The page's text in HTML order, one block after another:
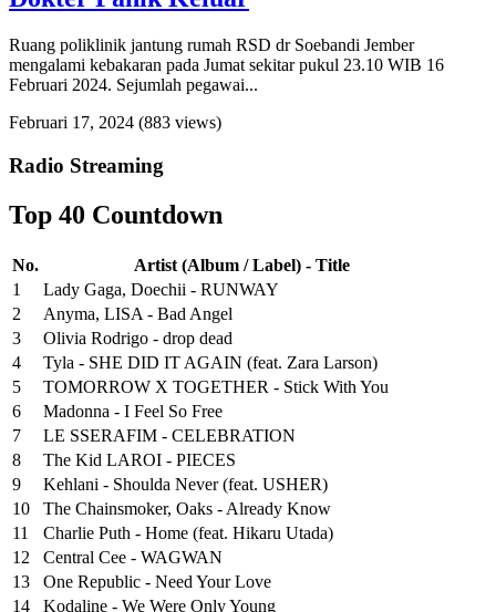
Ruang poliklinik jantung rumah RSD dr Soebandi Jember
mengalami kebakaran pada Jumat sekitar pukul 23.10 WIB 16
Februari 2024. Sejumlah pegawai...
Februari 17, 2024 (883 views)
Radio Streaming
Top 40 Countdown
No.
Artist (Album / Label) - Title
1
Lady Gaga, Doechii - RUNWAY
2
Anyma, LISA - Bad Angel
3
Olivia Rodrigo - drop dead
4
Tyla - SHE DID IT AGAIN (feat. Zara Larson)
5
TOMORROW X TOGETHER - Stick With You
6
Madonna - I Feel So Free
7
LE SSERAFIM - CELEBRATION
8
The Kid LAROI - PIECES
9
Kehlani - Shoulda Never (feat. USHER)
10
The Chainsmoker, Oaks - Already Know
11
Charlie Puth - Home (feat. Hikaru Utada)
12
Central Cee - WAGWAN
13
One Republic - Need Your Love
14
Kodaline - We Were Only Young